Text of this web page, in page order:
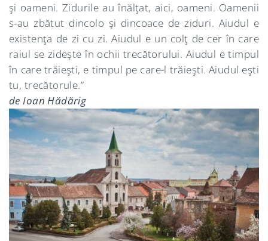
şi oameni. Zidurile au înălţat, aici, oameni. Oamenii
s-au zbătut dincolo şi dincoace de ziduri. Aiudul e
existenţa de zi cu zi. Aiudul e un colţ de cer în care
raiul se zideşte în ochii trecătorului. Aiudul e timpul
în care trăieşti, e timpul pe care-l trăieşti. Aiudul eşti
tu, trecătorule.”
de Ioan Hădărig